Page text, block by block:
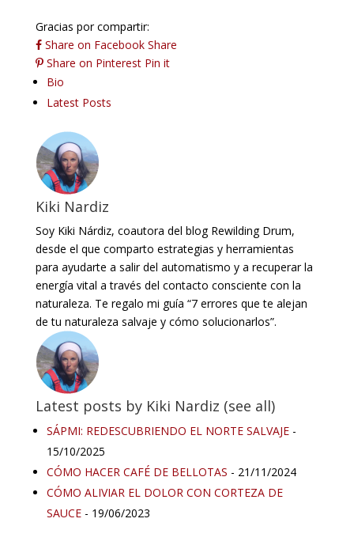
Gracias por compartir:
Share on Facebook Share
Share on Pinterest Pin it
The
following
tabs
change
content
below.
Bio
Latest Posts
Kiki Nardiz
Soy Kiki Nárdiz, coautora del blog Rewilding Drum,
desde el que comparto estrategias y herramientas
para ayudarte a salir del automatismo y a recuperar la
energía vital a través del contacto consciente con la
naturaleza. Te regalo mi guía “7 errores que te alejan
de tu naturaleza salvaje y cómo solucionarlos”.
Latest posts by Kiki Nardiz (see all)
SÁPMI: REDESCUBRIENDO EL NORTE SALVAJE-
15/10/2025
CÓMO HACER CAFÉ DE BELLOTAS - 21/11/2024
CÓMO ALIVIAR EL DOLOR CON CORTEZA DE
SAUCE- 19/06/2023